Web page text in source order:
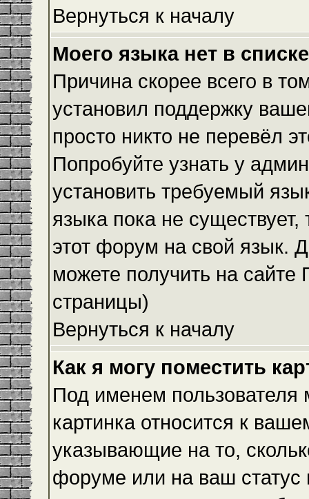
Вернуться к началу
Моего языка нет в
Причина скорее всего в
установил поддержку
просто никто не перевёл
Попробуйте узнать у
установить требуемый
языка пока не
этот форум на свой язык.
можете получить на сайте
страницы)
Вернуться к началу
Как я могу поместить
Под именем пользователя
картинка относится к
указывающие на то,
форуме или на ваш